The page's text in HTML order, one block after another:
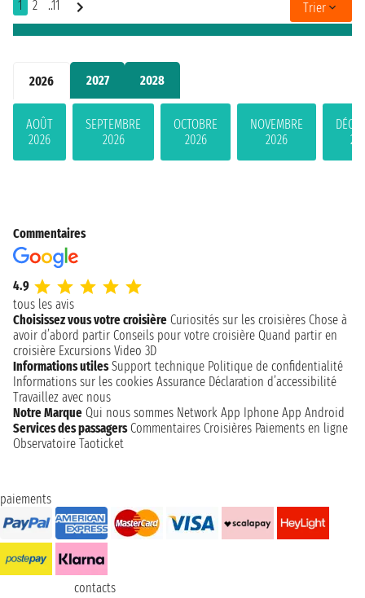
2026 2027 2028
AOÛT
2026
SEPTEMBRE
2026
OCTOBRE
2026
NOVEMBRE
2026
1 2 ..11 Trier
Commentaires
4.9
tous les avis
Choisissez vous votre croisière Curiosités sur les croisières Chose à
avoir d’abord partir Conseils pour votre croisière Quand partir en
croisière Excursions Video 3D
Informations utiles Support technique Politique de confidentialité
Informations sur les cookies Assurance Déclaration d’accessibilité
Travaillez avec nous
Notre Marque Qui nous sommes Network App Iphone App Android
Services des passagers Commentaires Croisières Paiements en ligne
Observatoire Taoticket
paiements
contacts